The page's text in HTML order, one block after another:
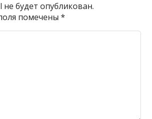
будет опубликован.
помечены*